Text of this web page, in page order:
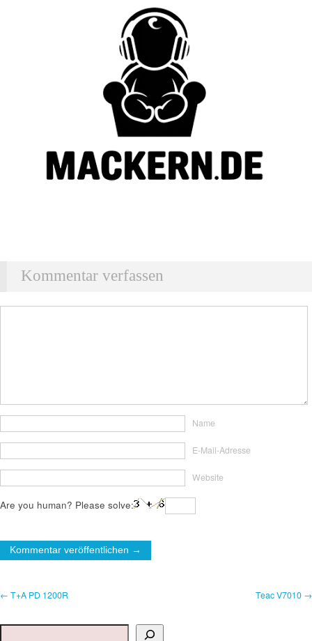
Kommentar verfassen
Name
E-Mail-Adresse
Website
Are you human? Please solve:
← T+A PD 1200R Teac V7010 →
Suchen